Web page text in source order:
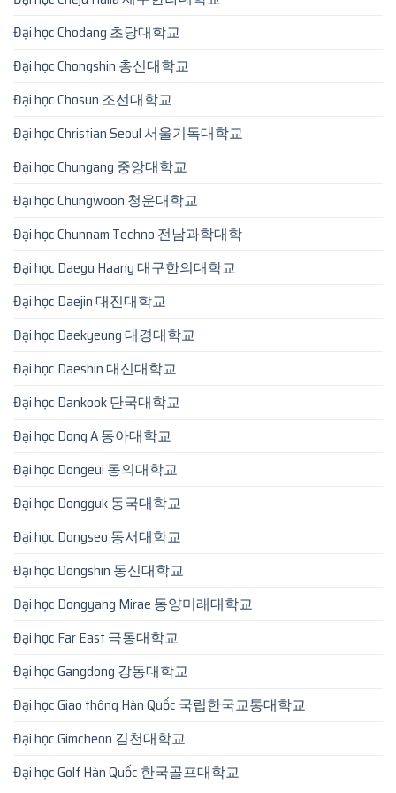
Đại học Chodang 초당대학교
Đại học Chongshin 총신대학교
Đại học Chosun 조선대학교
Đại học Christian Seoul 서울기독대학교
Đại học Chungang 중앙대학교
Đại học Chungwoon 청운대학교
Đại học Chunnam Techno 전남과학대학
Đại học Daegu Haany 대구한의대학교
Đại học Daejin 대진대학교
Đại học Daekyeung 대경대학교
Đại học Daeshin 대신대학교
Đại học Dankook 단국대학교
Đại học Dong A 동아대학교
Đại học Dongeui 동의대학교
Đại học Dongguk 동국대학교
Đại học Dongseo 동서대학교
Đại học Dongshin 동신대학교
Đại học Dongyang Mirae 동양미래대학교
Đại học Far East 극동대학교
Đại học Gangdong 강동대학교
Đại học Giao thông Hàn Quốc 국립한국교통대학교
Đại học Gimcheon 김천대학교
Đại học Golf Hàn Quốc 한국골프대학교